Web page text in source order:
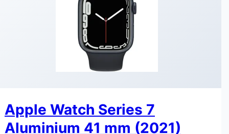
Apple Watch Series 7
Aluminium 41 mm (2021)